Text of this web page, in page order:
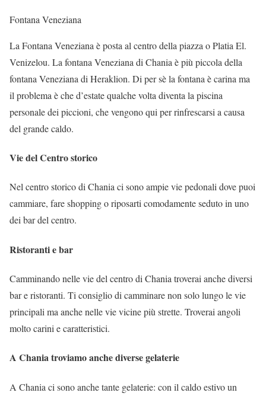
Fontana Veneziana
La Fontana Veneziana è posta al centro della piazza o Platia El.
Venizelou. La fontana Veneziana di Chania è più piccola della
fontana Veneziana di Heraklion. Di per sè la fontana è carina ma
il problema è che d’estate qualche volta diventa la piscina
personale dei piccioni, che vengono qui per rinfrescarsi a causa
del grande caldo.
Vie del Centro storico
Nel centro storico di Chania ci sono ampie vie pedonali dove puoi
cammiare, fare shopping o riposarti comodamente seduto in uno
dei bar del centro.
Ristoranti e bar
Camminando nelle vie del centro di Chania troverai anche diversi
bar e ristoranti. Ti consiglio di camminare non solo lungo le vie
principali ma anche nelle vie vicine più strette. Troverai angoli
molto carini e caratteristici.
A Chania troviamo anche diverse gelaterie
A Chania ci sono anche tante gelaterie: con il caldo estivo un